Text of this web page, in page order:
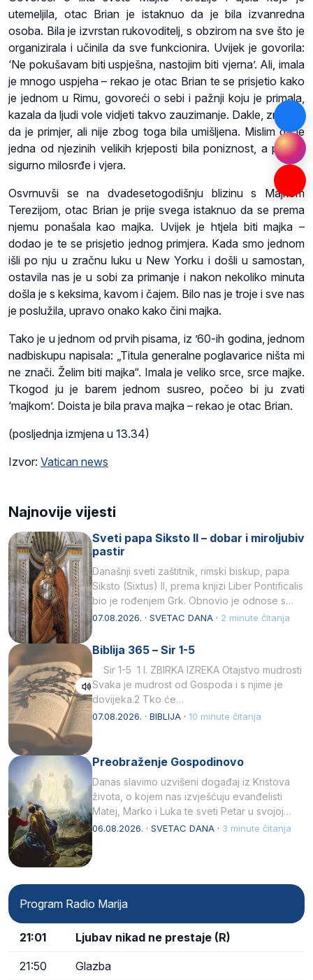
utemeljila, otac Brian je istaknuo da je bila izvanredna
osoba. Bila je izvrstan rukovoditelj, s obzirom na sve što je
organizirala i učinila da sve funkcionira. Uvijek je govorila:
‘Ne pokušavam biti uspješna, nastojim biti vjerna’. Ali, imala
je mnogo uspjeha – rekao je otac Brian te se prisjetio kako
je jednom u Rimu, govoreći o sebi i pažnji koju je primala,
kazala da ljudi vole vidjeti takvo zauzimanje. Dakle, znala je
da je primjer, ali nije zbog toga bila umišljena. Mislim da je
jedna od njezinih velikih krjeposti bila poniznost, a potom
sigurno milosrđe i vjera.
Osvrnuvši se na dvadesetogodišnju blizinu s Majkom
Terezijom, otac Brian je prije svega istaknuo da se prema
njemu ponašala kao majka. Uvijek je htjela biti majka –
dodao je te se prisjetio jednog primjera. Kada smo jednom
išli po nju u zračnu luku u New Yorku i došli u samostan,
ostavila nas je u sobi za primanje i nakon nekoliko minuta
došla je s keksima, kavom i čajem. Bilo nas je troje i sve nas
je poslužila, upravo onako kako čini majka.
Tako je u jednom od prvih pisama, iz ’60-ih godina, jednom
nadbiskupu napisala: „Titula generalne poglavarice ništa mi
ne znači. Želim biti majka“. Imala je veliko srce, srce majke.
Tkogod ju je barem jednom susreo, počeo bi ju zvati
‘majkom’. Doista je bila prava majka – rekao je otac Brian.
(posljednja izmjena u 13.34)
Izvor: Vatican news
Najnovije vijesti
Sveti papa Siksto II – dobar i miroljubiv
pastir
Današnji sveti zaštitnik, rimski biskup, papa
Siksto (Sixtus) II, prema knjizi Liber Pontificalis
bio je rođenjem Grk. Obnovio je odnose s
afričkim…
07.08.2026. · SVETAC DANA · 2 minute čitanja
Biblija 365 – Sir 1-5
Sir 1-5 1 I. ZBIRKA IZREKA Otajstvo mudrosti
Svaka je mudrost od Gospoda i s njime je
dovijeka.2 Tko će…
07.08.2026. · BIBLIJA · 10 minute čitanja
Preobraženje Gospodinovo
Danas slavimo uzvišeni događaj iz Kristova
života, o kojem nas izvješćuju evanđelisti
Matej, Marko i Luka te sveti Petar u svojoj
drugoj…
06.08.2026. · SVETAC DANA · 3 minute čitanja
Program Radio Marija
21:01 Ljubav nikad ne prestaje (R)
21:50 Glazba